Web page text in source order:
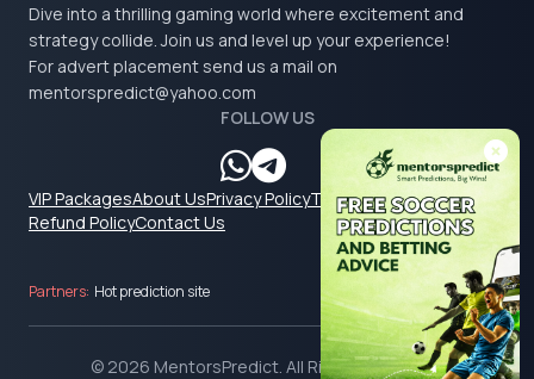
Dive into a thrilling gaming world where excitement and
strategy collide. Join us and level up your experience!
For advert placement send us a mail on
mentorspredict@yahoo.com
FOLLOW US
VIP PackagesAbout UsPrivacy PolicyTerms & Conditions
Refund PolicyContact Us
Partners: Hot prediction site
© 2026 MentorsPredict. All Rights Reserved.